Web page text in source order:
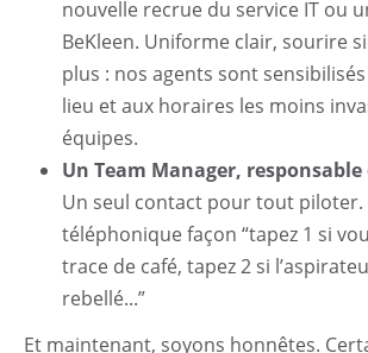
nouvelle recrue du service IT ou
BeKleen. Uniforme clair, sourire
plus : nos agents sont
lieu et aux horaires les moins
équipes.
Un Team Manager,
Un seul contact pour tout piloter.
téléphonique façon “tapez 1 si
trace de café, tapez 2 si
rebellé...”
Et maintenant, soyons honnêtes.
Entretien Prestige
Démarche RSE
Contact